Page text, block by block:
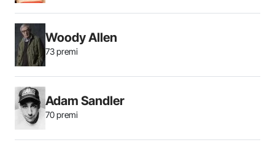
Woody Allen
73 premi
Adam Sandler
70 premi